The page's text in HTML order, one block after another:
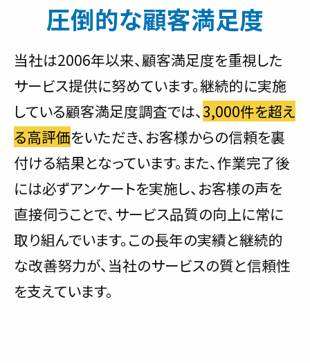
圧倒的な顧客満足度
当社は2006年以来、顧客満足度を重視した
サービス提供に努めています。継続的に実施
している顧客満足度調査では、 3,000件を超え
る高評価をいただき、お客様からの信頼を裏
付ける結果となっています。また、作業完了後
には必ずアンケートを実施し、お客様の声を
直接伺うことで、サービス品質の向上に常に
取り組んでいます。この長年の実績と継続的
な改善努力が、当社のサービスの質と信頼性
を支えています。